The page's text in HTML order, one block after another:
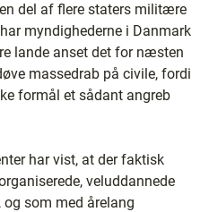
del af flere staters militære
myndighederne i Danmark
lande anset det for næsten
massedrab på civile, fordi
formål et sådant angreb
har vist, at der faktisk
veluddannede
som med årelang